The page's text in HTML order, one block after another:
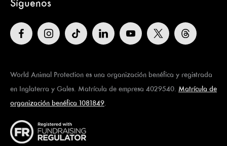
Síguenos
World Animal Protection es una organización benéfica y registrada
en Inglaterra y Gales. Matrícula de empresa 4029540. Matrícula de
organización benéfica 1081849